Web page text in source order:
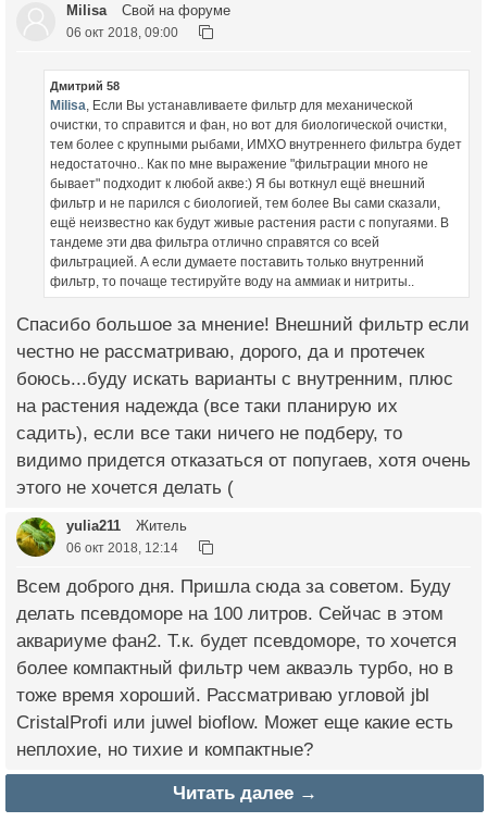
Milisa Свой на форуме
06 окт 2018, 09:00
Дмитрий 58
Milisa, Если Вы устанавливаете фильтр для механической
очистки, то справится и фан, но вот для биологической очистки,
тем более с крупными рыбами, ИМХО внутреннего фильтра будет
недостаточно.. Как по мне выражение "фильтрации много не
бывает" подходит к любой акве:) Я бы воткнул ещё внешний
фильтр и не парился с биологией, тем более Вы сами сказали,
ещё неизвестно как будут живые растения расти с попугаями. В
тандеме эти два фильтра отлично справятся со всей
фильтрацией. А если думаете поставить только внутренний
фильтр, то почаще тестируйте воду на аммиак и нитриты..
Спасибо большое за мнение! Внешний фильтр если
честно не рассматриваю, дорого, да и протечек
боюсь...буду искать варианты с внутренним, плюс
на растения надежда (все таки планирую их
садить), если все таки ничего не подберу, то
видимо придется отказаться от попугаев, хотя очень
этого не хочется делать (
yulia211 Житель
06 окт 2018, 12:14
Всем доброго дня. Пришла сюда за советом. Буду
делать псевдоморе на 100 литров. Сейчас в этом
аквариуме фан2. Т.к. будет псевдоморе, то хочется
более компактный фильтр чем акваэль турбо, но в
тоже время хороший. Рассматриваю угловой jbl
CristalProfi или juwel bioflow. Может еще какие есть
неплохие, но тихие и компактные?
Читать далее →